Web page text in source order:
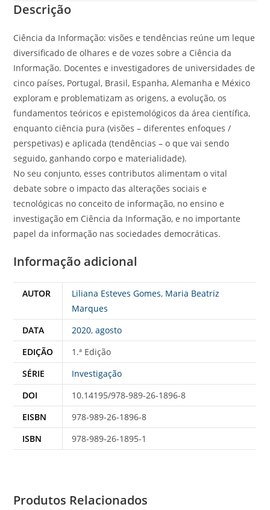
Descrição
Ciência da Informação: visões e tendências reúne um leque
diversificado de olhares e de vozes sobre a Ciência da
Informação. Docentes e investigadores de universidades de
cinco países, Portugal, Brasil, Espanha, Alemanha e México
exploram e problematizam as origens, a evolução, os
fundamentos teóricos e epistemológicos da área científica,
enquanto ciência pura (visões – diferentes enfoques /
perspetivas) e aplicada (tendências – o que vai sendo
seguido, ganhando corpo e materialidade).
No seu conjunto, esses contributos alimentam o vital
debate sobre o impacto das alterações sociais e
tecnológicas no conceito de informação, no ensino e
investigação em Ciência da Informação, e no importante
papel da informação nas sociedades democráticas.
Informação adicional
AUTOR Liliana Esteves Gomes, Maria Beatriz
Marques
DATA
2020,agosto
EDIÇÃO
1.ª Edição
SÉRIE
Investigação
DOI
10.14195/978-989-26-1896-8
EISBN
978-989-26-1896-8
ISBN
978-989-26-1895-1
Produtos Relacionados